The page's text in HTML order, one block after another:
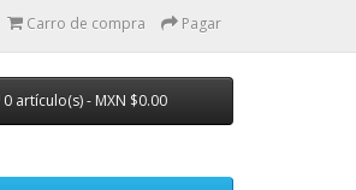
Carro de compra Pagar
0 artículo(s) - MXN $0.00